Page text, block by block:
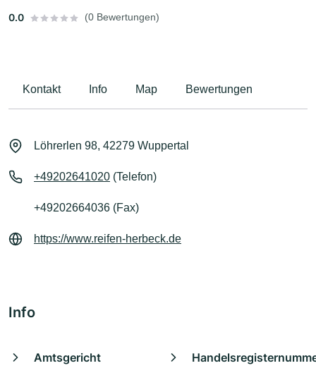
0.0 (0 Bewertungen)
Kontakt Info Map Bewertungen
Löhrerlen 98, 42279 Wuppertal
+49202641020 (Telefon)
+49202664036 (Fax)
https://www.reifen-herbeck.de
Info
Amtsgericht